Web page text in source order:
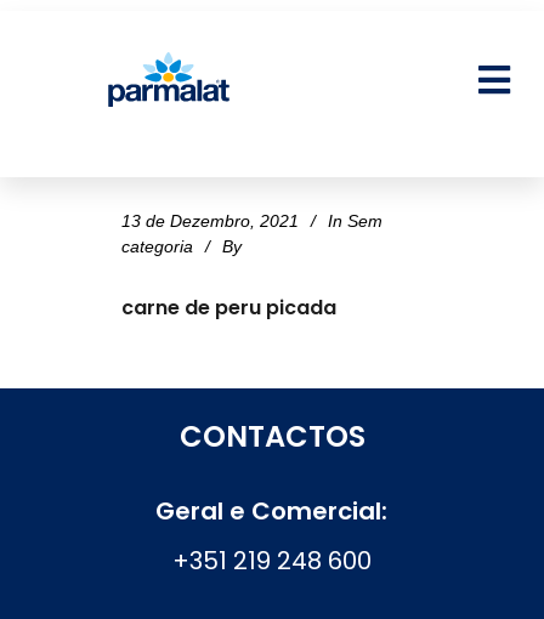
13 de Dezembro, 2021 In Sem
categoria
By
carne de peru picada
CONTACTOS
Geral e Comercial:
+351 219 248 600